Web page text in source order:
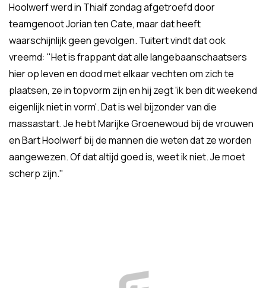
Hoolwerf werd in Thialf zondag afgetroefd door
teamgenoot Jorian ten Cate, maar dat heeft
waarschijnlijk geen gevolgen. Tuitert vindt dat ook
vreemd: "Het is frappant dat alle langebaanschaatsers
hier op leven en dood met elkaar vechten om zich te
plaatsen, ze in topvorm zijn en hij zegt 'ik ben dit weekend
eigenlijk niet in vorm'. Dat is wel bijzonder van die
massastart. Je hebt Marijke Groenewoud bij de vrouwen
en Bart Hoolwerf bij de mannen die weten dat ze worden
aangewezen. Of dat altijd goed is, weet ik niet. Je moet
scherp zijn."